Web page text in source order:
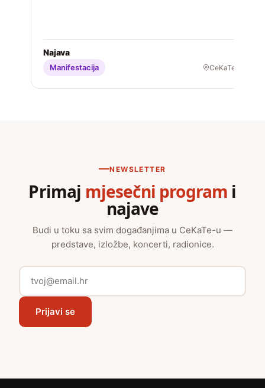
Najava
Manifestacija CeKaTe
NEWSLETTER
Primaj mjesečni program i
najave
Budi u toku sa svim događanjima u CeKaTe-u —
predstave, izložbe, koncerti, radionice.
Prijavi se